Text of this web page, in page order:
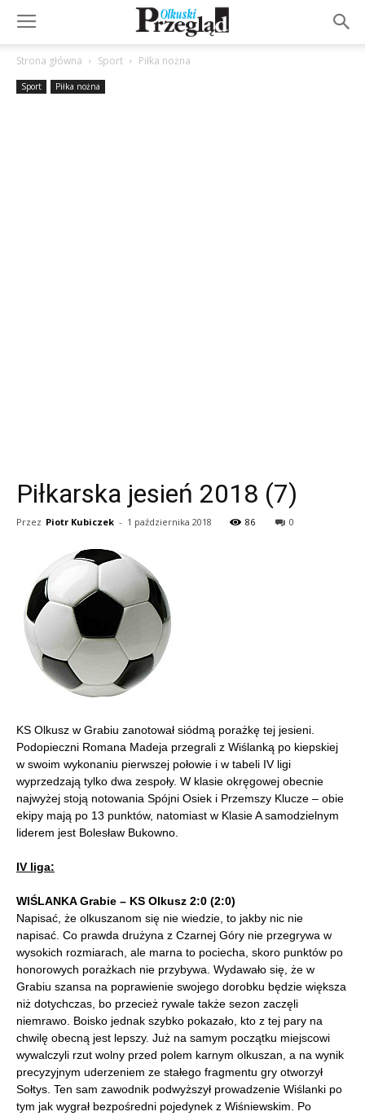
Strona główna Sport Piłka nożna
Sport Piłka nożna
Piłkarska jesień 2018 (7)
Przez Piotr Kubiczek - 1 października 2018 86 0
KS Olkusz w Grabiu zanotował siódmą porażkę tej jesieni.
Podopieczni Romana Madeja przegrali z Wiślanką po kiepskiej
w swoim wykonaniu pierwszej połowie i w tabeli IV ligi
wyprzedzają tylko dwa zespoły. W klasie okręgowej obecnie
najwyżej stoją notowania Spójni Osiek i Przemszy Klucze – obie
ekipy mają po 13 punktów, natomiast w Klasie A samodzielnym
liderem jest Bolesław Bukowno.
IV liga:
WIŚLANKA Grabie – KS Olkusz 2:0 (2:0)
Napisać, że olkuszanom się nie wiedzie, to jakby nic nie
napisać. Co prawda drużyna z Czarnej Góry nie przegrywa w
wysokich rozmiarach, ale marna to pociecha, skoro punktów po
honorowych porażkach nie przybywa. Wydawało się, że w
Grabiu szansa na poprawienie swojego dorobku będzie większa
niż dotychczas, bo przecież rywale także sezon zaczęli
niemrawo. Boisko jednak szybko pokazało, kto z tej pary na
chwilę obecną jest lepszy. Już na samym początku miejscowi
wywalczyli rzut wolny przed polem karnym olkuszan, a na wynik
precyzyjnym uderzeniem ze stałego fragmentu gry otworzył
Sołtys. Ten sam zawodnik podwyższył prowadzenie Wiślanki po
tym jak wygrał bezpośredni pojedynek z Wiśniewskim. Po